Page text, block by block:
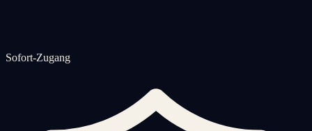
Sofort-Zugang